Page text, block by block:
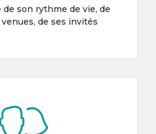
son rythme de vie, de
de ses invités